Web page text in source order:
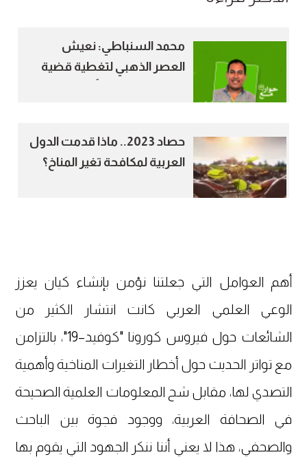
محمد السنباطي: نعيش
العصر الذهبي لتغطية قضية
حصاد 2023.. ماذا قدمت الدول
العربية لمكافحة تغير المناخ؟
أهم العوامل التي جعلتنا نؤمن بإنشاء كيان يعزز
الوعي العلمي العربي كانت انتشار الكثير من
الشائعات حول فيروس كورونا "كوفيد–19"، بالتزامن
مع تواتر الحديث حول أخطار التغيرات المناخية وأهمية
التصدي لها، مقابل شح المعلومات العلمية الصحيحة
في الصحافة العربية، ووجود فجوة بين الباحث
والصحفي، هذا لا يعني أننا ننكر الجهود التي يقوم بها